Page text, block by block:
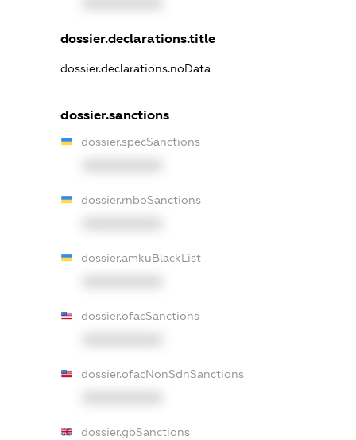
dossier.declarations.title
dossier.declarations.noData
dossier.sanctions
dossier.specSanctions
dossier.rnboSanctions
dossier.amkuBlackList
dossier.ofacSanctions
dossier.ofacNonSdnSanctions
dossier.gbSanctions